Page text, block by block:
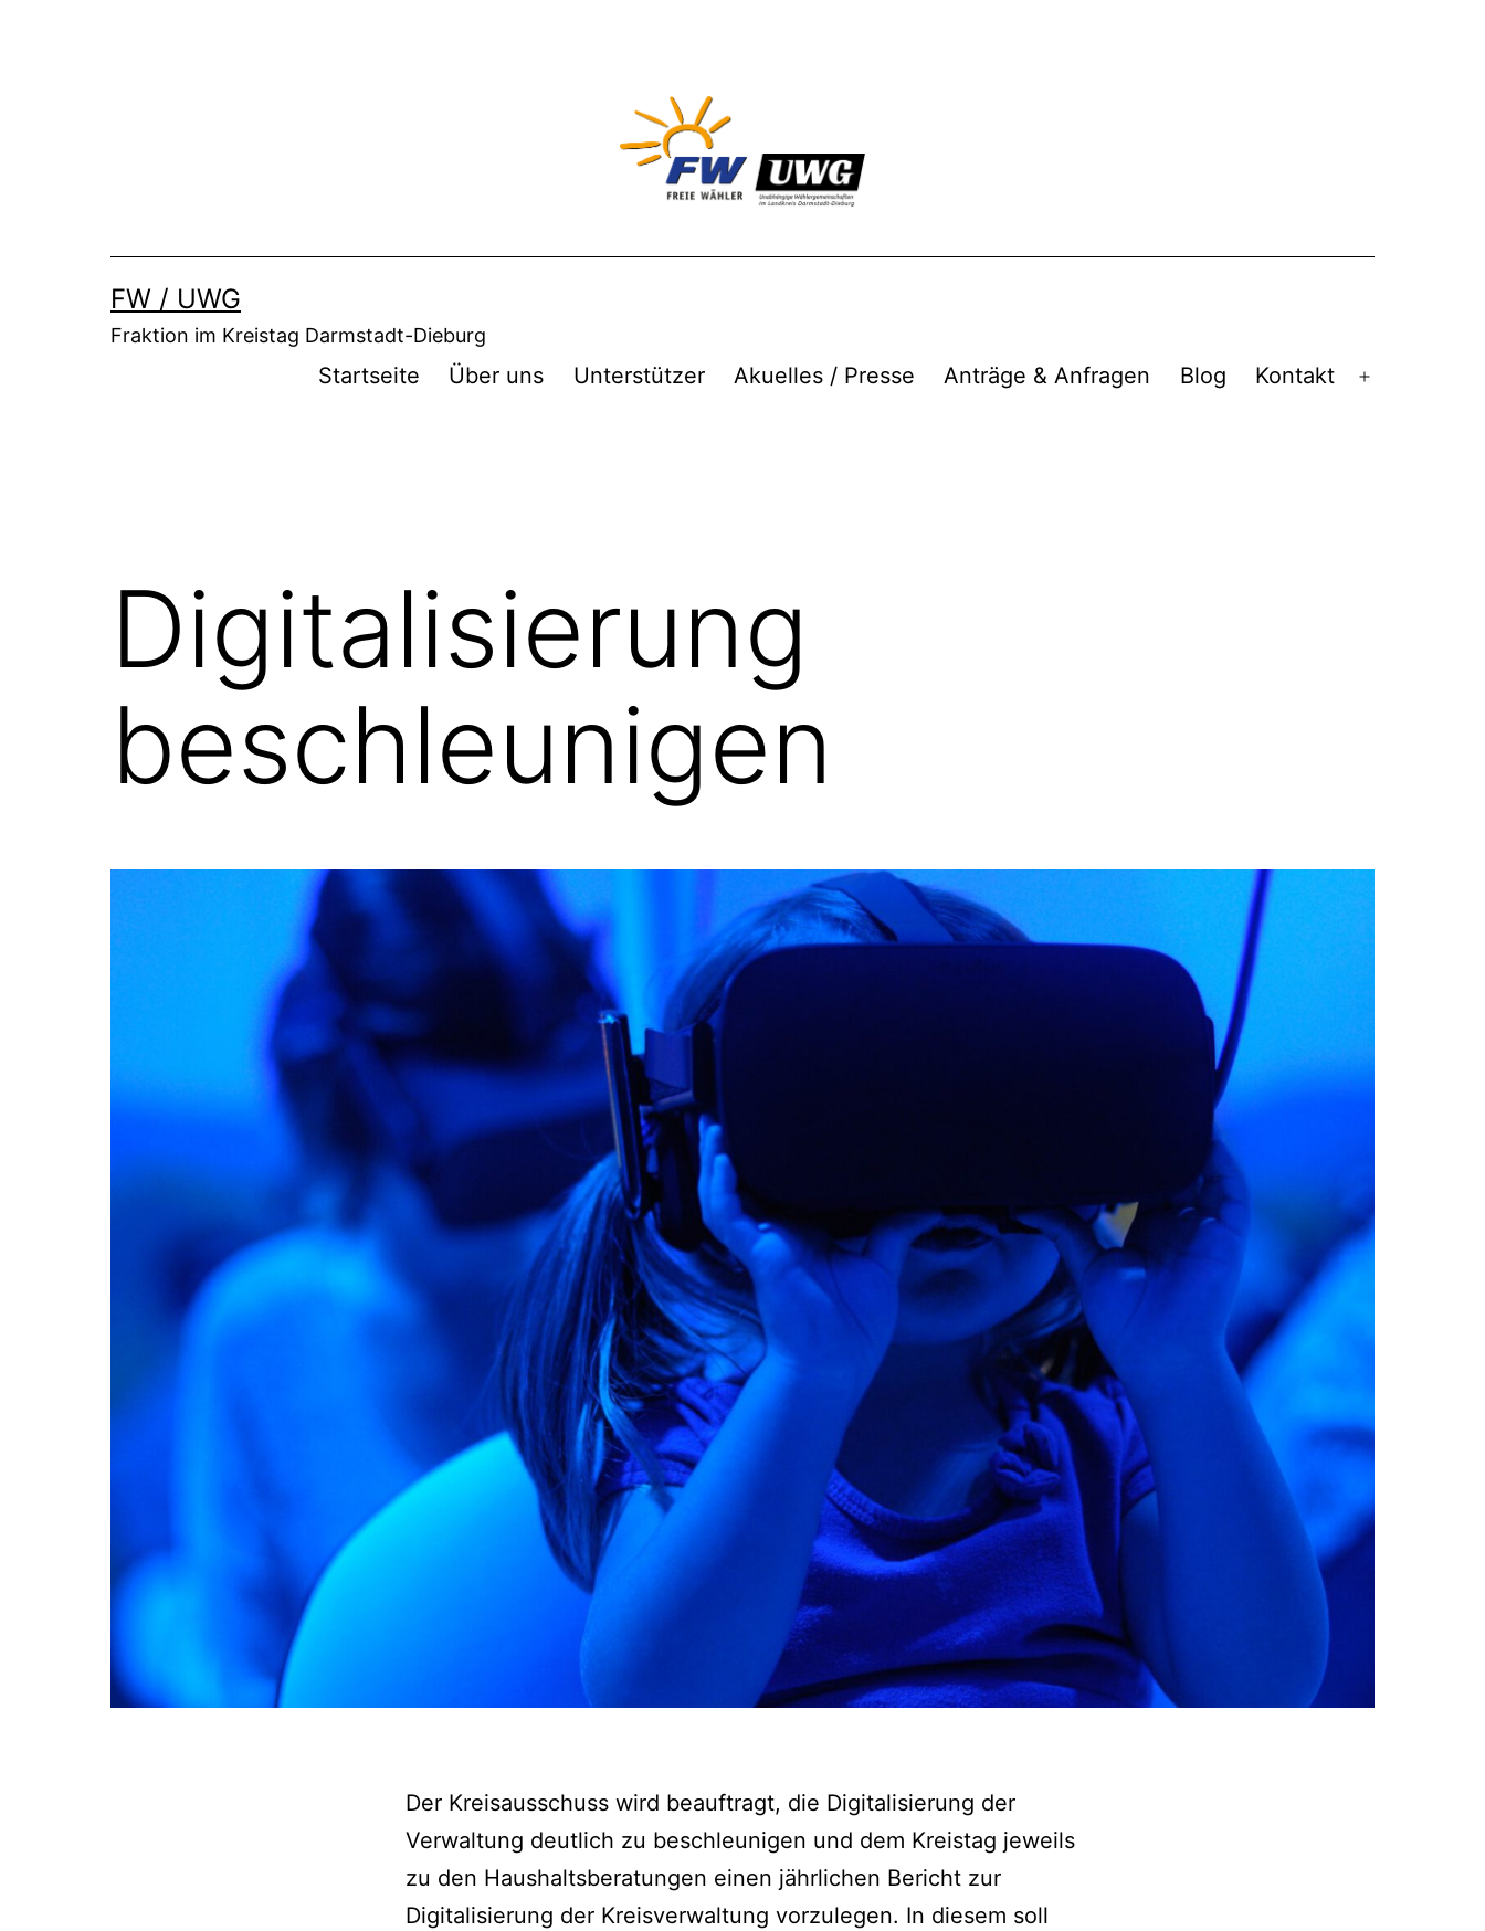
FW / UWG
Fraktion im Kreistag Darmstadt-Dieburg
Startseite Über uns Unterstützer Akuelles / Presse Anträge & Anfragen Blog Kontakt
Digitalisierung
beschleunigen
Der Kreisausschuss wird beauftragt, die Digitalisierung der
Verwaltung deutlich zu beschleunigen und dem Kreistag jeweils
zu den Haushaltsberatungen einen jährlichen Bericht zur
Digitalisierung der Kreisverwaltung vorzulegen. In diesem soll